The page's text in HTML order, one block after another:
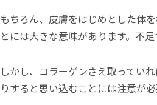
もちろん、皮膚をはじめとした体
とには大きな意味があります。不
しかし、コラーゲンさえ取ってい
りすると思い込むことには注意が必